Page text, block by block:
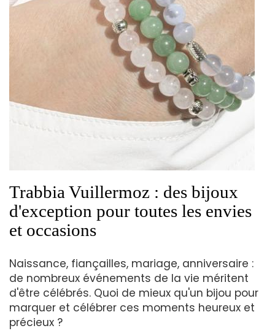
Trabbia Vuillermoz : des bijoux
d'exception pour toutes les envies
et occasions
Naissance, fiançailles, mariage, anniversaire :
de nombreux événements de la vie méritent
d'être célébrés. Quoi de mieux qu'un bijou pour
marquer et célébrer ces moments heureux et
précieux ?